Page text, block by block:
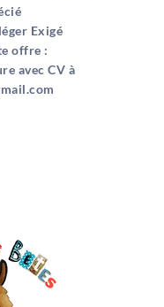
Exigé
offre :
avec CV à